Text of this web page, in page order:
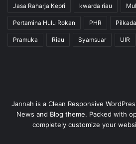
Jasa Raharja Kepri kwarda riau
Pertamina Hulu Rokan PHR
Pramuka Riau Syamsuar UIR
Jannah is a Clean Responsive
News and Blog theme. Packed with
completely customize your